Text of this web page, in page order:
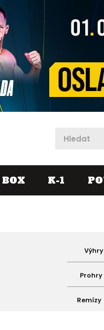
BOX K-1
Výhry
Prohry
Remízy